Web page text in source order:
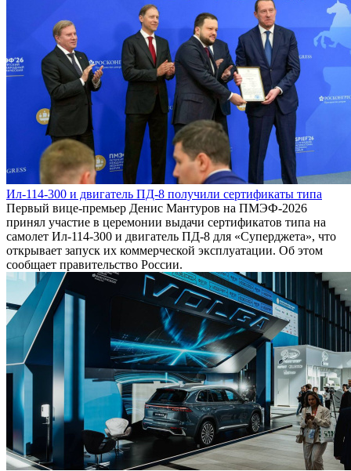
Ил-114-300 и двигатель ПД-8 получили сертификаты типа
Первый вице-премьер Денис Мантуров на ПМЭФ-2026
принял участие в церемонии выдачи сертификатов типа на
самолет Ил-114-300 и двигатель ПД-8 для «Суперджета», что
открывает запуск их коммерческой эксплуатации. Об этом
сообщает правительство России.